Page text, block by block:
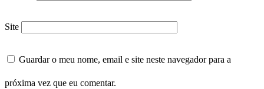
Site
Guardar o meu nome, email e site neste navegador para a
próxima vez que eu comentar.